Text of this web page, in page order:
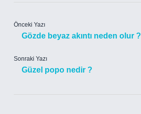
Önceki Yazı
Gözde beyaz akıntı neden olur ?
Sonraki Yazı
Güzel popo nedir ?